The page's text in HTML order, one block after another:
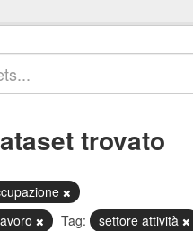
trovato
Tag: settore attività